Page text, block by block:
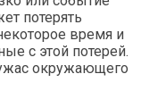
потерять
время и
с этой потерей.
окружающего